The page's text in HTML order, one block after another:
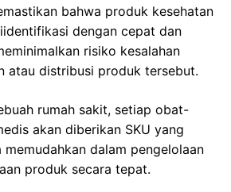
bahwa produk kesehatan
dengan cepat dan
risiko kesalahan
atau distribusi produk tersebut.
rumah sakit, setiap obat-
akan diberikan SKU yang
memudahkan dalam pengelolaan
produk secara tepat.